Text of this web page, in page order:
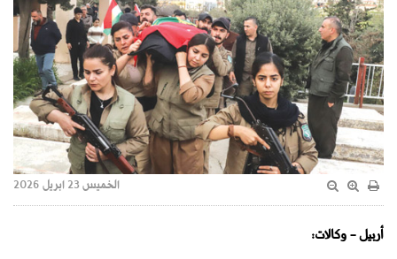
الخميس 23 ابريل 2026
أربيل - وكالات: